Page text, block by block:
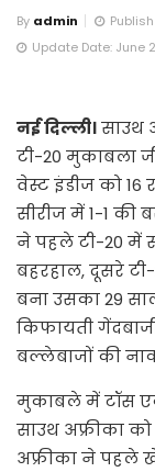
By admin
Update Date: June
नई दिल्ली।साउथ
टी-20 मुकाबला
वेस्ट इंडीज को 16
सीरीज में 1-1 की
ने पहले टी-20 में
बहरहाल, दूसरे
बना उसका 29
किफायती
बल्लेबाजों की
मुकाबले में टॉस
साउथ अफ्रीका
अफ्रीका ने पहले